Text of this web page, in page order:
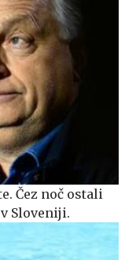
Čez noč ostali
Sloveniji.